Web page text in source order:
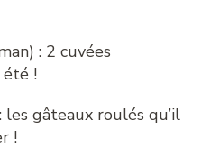
: 2 cuvées
!
les gâteaux roulés qu’il
!